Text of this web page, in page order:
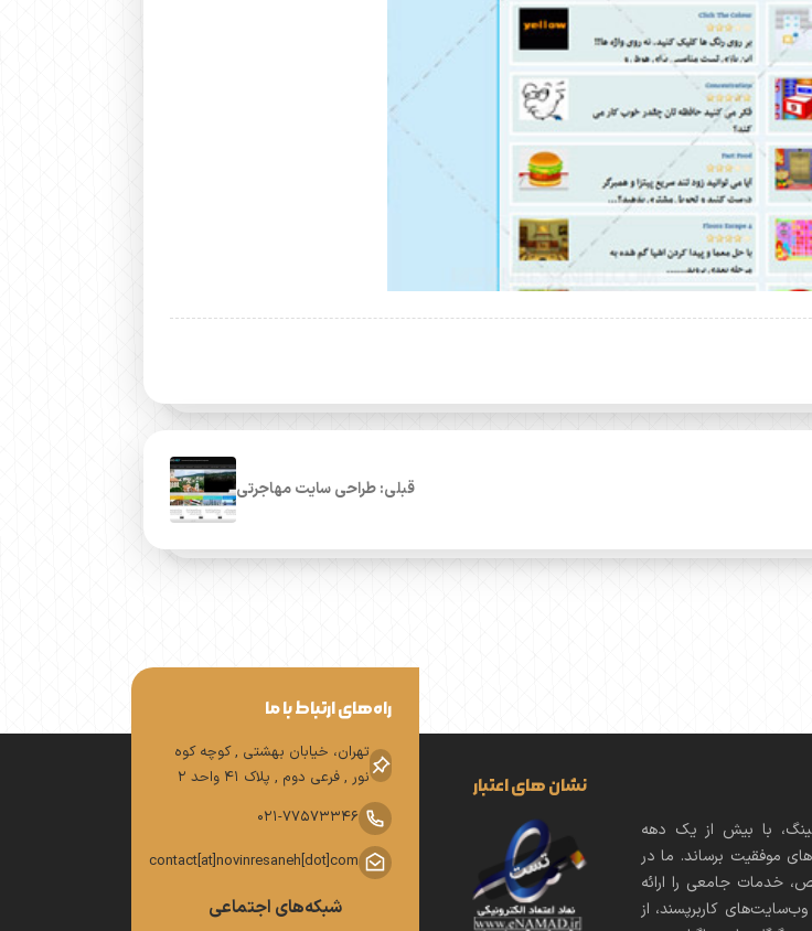
قبلی: طراحی سایت مهاجرتی
با بیش از یک دهه
موفقیت برساند. ما در
خدمات جامعی را ارائه
کاربرپسند، از
نشان های اعتبار
راه‌های ارتباط با ما
تهران، خیابان بهشتی , کوچه کوه
نور , فرعی دوم , پلاک 41 واحد 2
021-77573346
contact[at]novinresaneh[dot]com
شبکه‌های اجتماعی